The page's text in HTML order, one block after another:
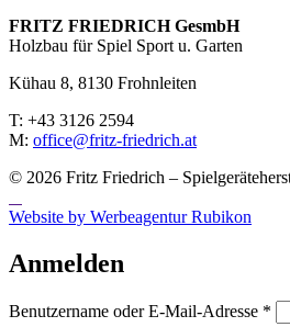
FRITZ FRIED­RICH GesmbH
Holzbau für Spiel Sport u. Garten
Kühau 8, 8130 Frohn­leiten
T: +43 3126 2594
M: office@fritz-fried­rich.at
© 2026 Fritz Friedrich –
Website by Werbeagentur Rubikon
Anmelden
Benutzername oder E-Mail-Adresse *